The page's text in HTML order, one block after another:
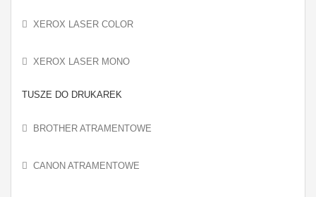
XEROX LASER COLOR
XEROX LASER MONO
TUSZE DO DRUKAREK
BROTHER ATRAMENTOWE
CANON ATRAMENTOWE